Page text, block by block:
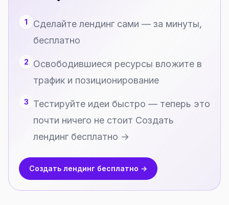
1
Сделайте лендинг сами — за минуты,
бесплатно
2
Освободившиеся ресурсы вложите в
трафик и позиционирование
3
Тестируйте идеи быстро — теперь это
почти ничего не стоит Создать
лендинг бесплатно →
Создать лендинг бесплатно →